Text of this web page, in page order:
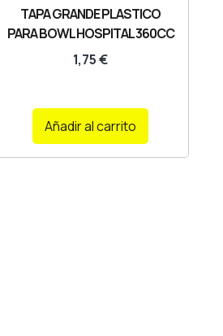
TAPA GRANDE PLASTICO
PARA BOWL HOSPITAL 360CC
1,75€
Añadir al carrito